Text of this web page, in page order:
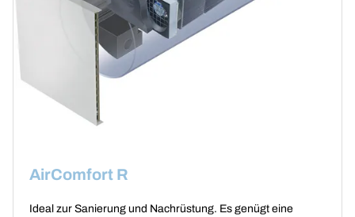
AirComfort R
Ideal zur Sanierung und Nachrüstung. Es genügt eine